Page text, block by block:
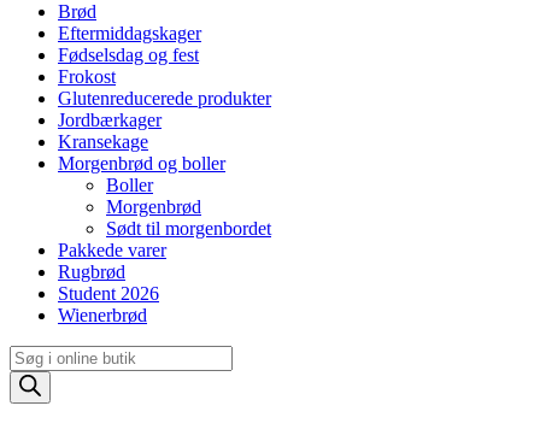
Brød
Eftermiddagskager
Fødselsdag og fest
Frokost
Glutenreducerede produkter
Jordbærkager
Kransekage
Morgenbrød og boller
Boller
Morgenbrød
Sødt til morgenbordet
Pakkede varer
Rugbrød
Student 2026
Wienerbrød
Products
search